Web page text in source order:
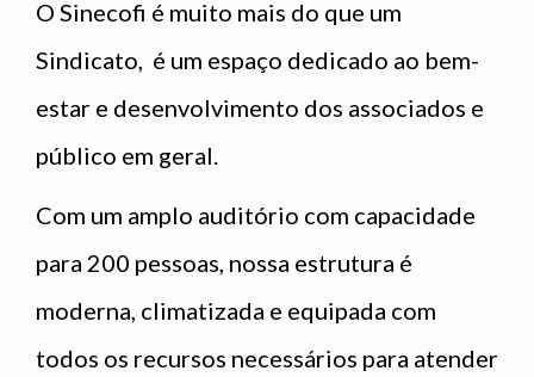
O Sinecofi é muito mais do que um
Sindicato, é um espaço dedicado ao bem-
estar e desenvolvimento dos associados e
público em geral.
Com um amplo auditório com capacidade
para 200 pessoas, nossa estrutura é
moderna, climatizada e equipada com
todos os recursos necessários para atender